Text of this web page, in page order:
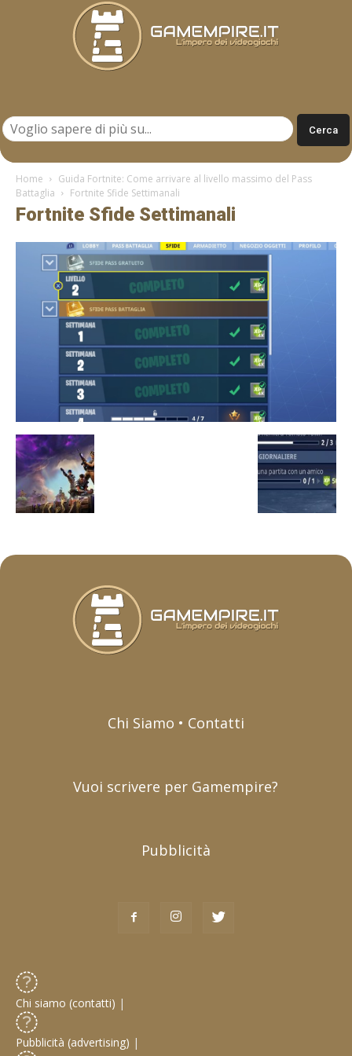
Home
Guida Fortnite: Come arrivare al livello massimo del Pass
Battaglia
Fortnite Sfide Settimanali
Fortnite Sfide Settimanali
Chi Siamo • Contatti
Vuoi scrivere per Gamempire?
Pubblicità
Chi siamo (contatti) |
Pubblicità (advertising) |